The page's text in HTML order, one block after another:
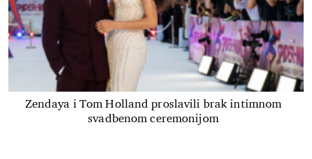
Zendaya i Tom Holland proslavili brak intimnom
svadbenom ceremonijom